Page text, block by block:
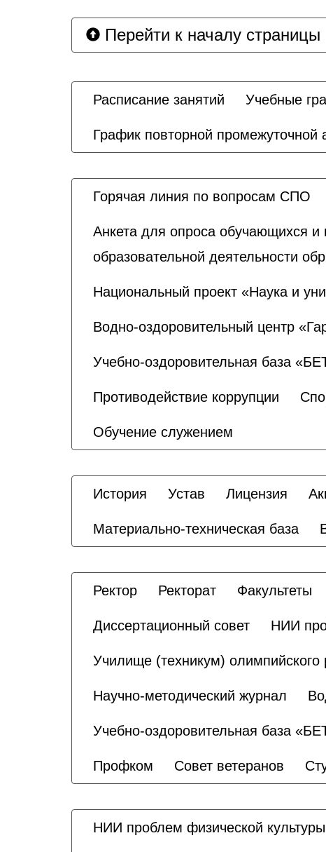
Перейти к началу страницы
Расписание занятий Учебные
График повторной промежуточной
Горячая линия по вопросам СПО
Анкета для опроса обучающихся и
образовательной деятельности
Национальный проект «Наука и
Водно-оздоровительный центр
Учебно-оздоровительная база
Противодействие коррупции
Обучение служением
История Устав Лицензия
Материально-техническая база
Ректор Ректорат Факультеты
Диссертационный совет НИИ
Училище (техникум) олимпийского
Научно-методический журнал
Учебно-оздоровительная база
Профком Совет ветеранов
НИИ проблем физической